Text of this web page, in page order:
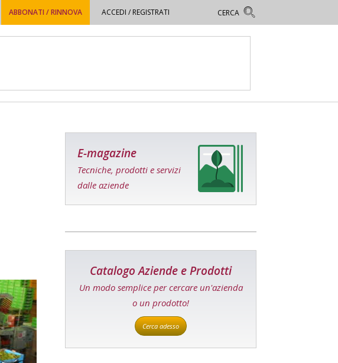
ABBONATI / RINNOVA ACCEDI / REGISTRATI
E-magazine
Tecniche, prodotti e servizi
dalle aziende
Catalogo Aziende e Prodotti
Un modo semplice per cercare un'azienda
o un prodotto!
Cerca adesso